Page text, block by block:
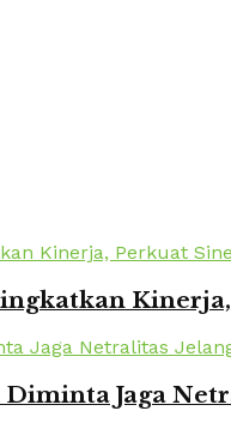
Jaga